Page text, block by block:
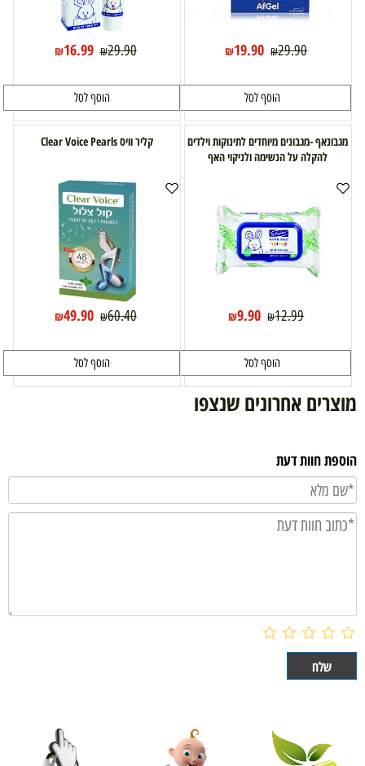
₪29.90
₪19.90
הוסף לסל
₪29.90
₪16.99
הוסף לסל
מגבונאף -מגבונים מיוחדים לתינוקות וילדים
להקלה על הנשימה ולניקוי האף
₪12.99
₪9.90
הוסף לסל
קליר וויס Clear Voice Pearls
₪60.40
₪49.90
הוסף לסל
מוצרים אחרונים שנצפו
הוספת חוות דעת